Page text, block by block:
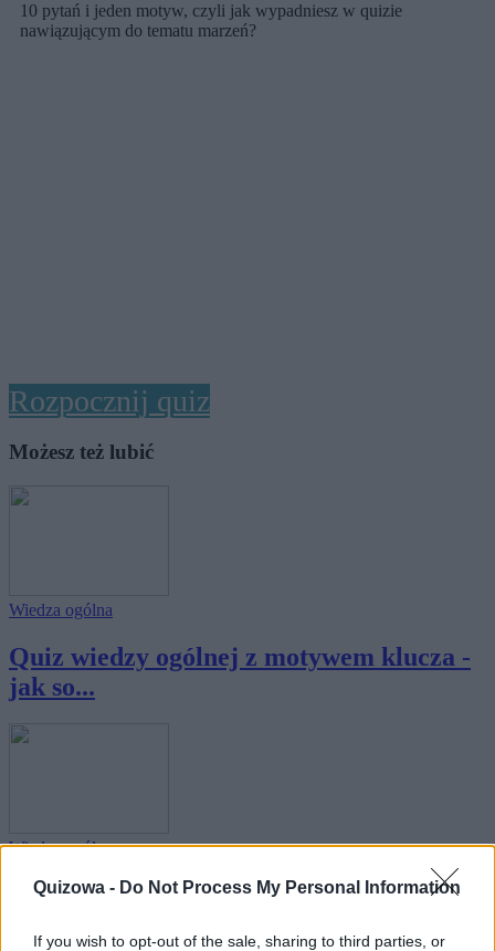
Quizowa - Do Not Process My Personal Information
If you wish to opt-out of the sale, sharing to third parties, or
10 pytań i jeden motyw, czyli jak wypadniesz w quizie
nawiązującym do tematu marzeń?
Rozpocznij quiz
Możesz też lubić
Wiedza ogólna
Quiz wiedzy ogólnej z motywem klucza -
jak so...
Wiedza ogólna
Quiz wiedzy ogólnej z motywem sowy -